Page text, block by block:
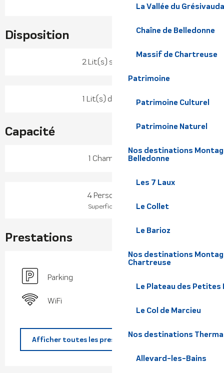
La Vallée du
Chaîne de Belledonne
Massif de Chartreuse
Patrimoine
Patrimoine Culturel
Patrimoine Naturel
Nos destinations
Belledonne
Les 7 Laux
Le Collet
Le Barioz
Nos destinations
Chartreuse
Le Plateau des Petites
Le Col de Marcieu
Nos destinations
Allevard-les-Bains
Disposition
2 Lit(s) simple(s)
1 Lit(s) double(s)
Capacité
1 Chambre(s)
4 Personne(s)
Superficie : 35 m
Prestations
Parking
WiFi
Afficher toutes les prestations